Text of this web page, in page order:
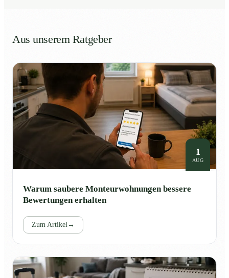
Aus unserem Ratgeber
1
AUG
Warum saubere Monteurwohnungen bessere
Bewertungen erhalten
Zum Artikel→